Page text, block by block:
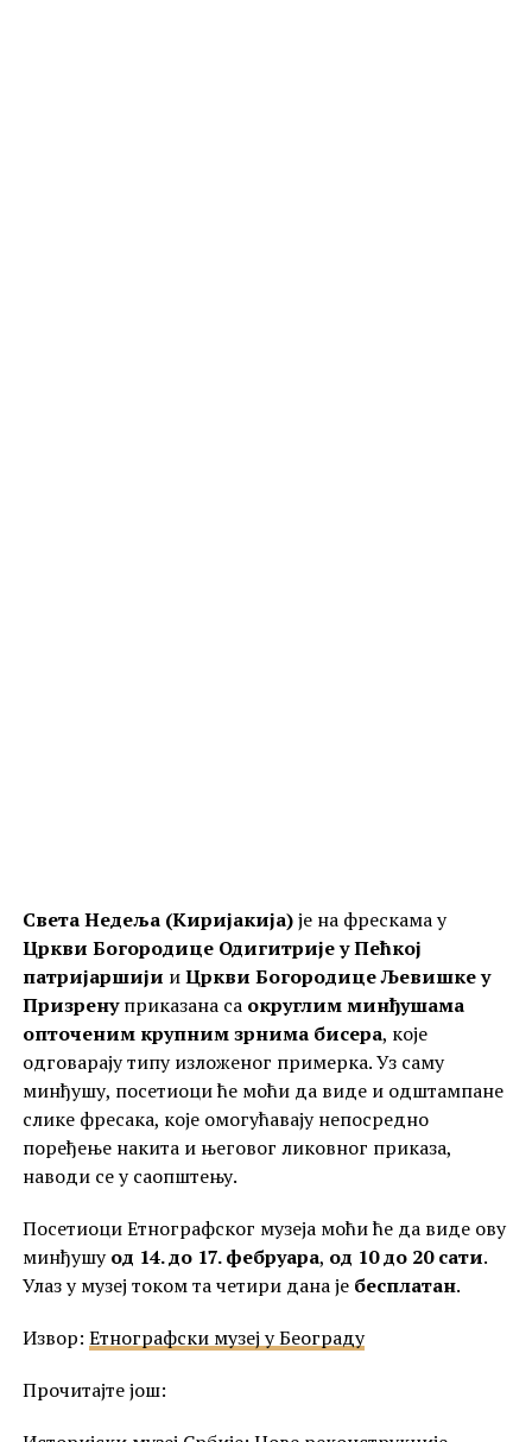
Света Недеља (Киријакија)је на фрескама у
Цркви Богородице Одигитрије у Пећкој
патријаршији иЦркви Богородице Љевишке у
Призренуприказана са округлим минђушама
опточеним крупним зрнима бисера, које
одговарају типу изложеног примерка. Уз саму
минђушу, посетиоци ће моћи да виде и одштампане
слике фресака, које омогућавају непосредно
поређење накита и његовог ликовног приказа,
наводи се у саопштењу.
Посетиоци Етнографског музеја моћи ће да виде ову
минђушуод 14. до 17. фебруара, од 10 до 20 сати.
Улаз у музеј током та четири дана је бесплатан.
Извор: Етнографски музеј у Београду
Прочитајте још: